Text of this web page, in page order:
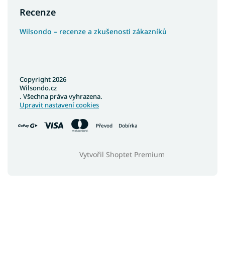
Recenze
Wilsondo – recenze a zkušenosti zákazníků
Převod Dobírka
Vytvořil Shoptet Premium
Copyright 2026
Wilsondo.cz
. Všechna práva vyhrazena.
Upravit nastavení cookies